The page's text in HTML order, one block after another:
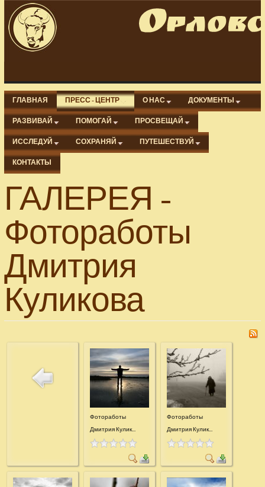
ГЛАВНАЯ ПРЕСС - ЦЕНТР О НАС ДОКУМЕНТЫ
РАЗВИВАЙ ПОМОГАЙ ПРОСВЕЩАЙ
ИССЛЕДУЙ СОХРАНЯЙ ПУТЕШЕСТВУЙ
КОНТАКТЫ
ГАЛЕРЕЯ -
Фотоработы
Дмитрия
Куликова
Фотоработы
Дмитрия Кулик...
Фотоработы
Дмитрия Кулик...